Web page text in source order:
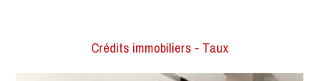
Crédits immobiliers - Taux